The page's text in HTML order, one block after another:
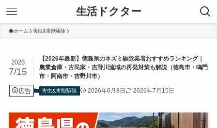
生活ドクター
ホーム 害虫&害獣駆除
【2026年最新】徳島県のネズミ駆除業者おすすめランキング｜
農業倉庫・古民家・吉野川流域の再発対策も解説（徳島市・鳴門
市・阿南市・吉野川市）
2026
7/15
広告 害虫&害獣駆除 2026年6月8日 2026年7月15日